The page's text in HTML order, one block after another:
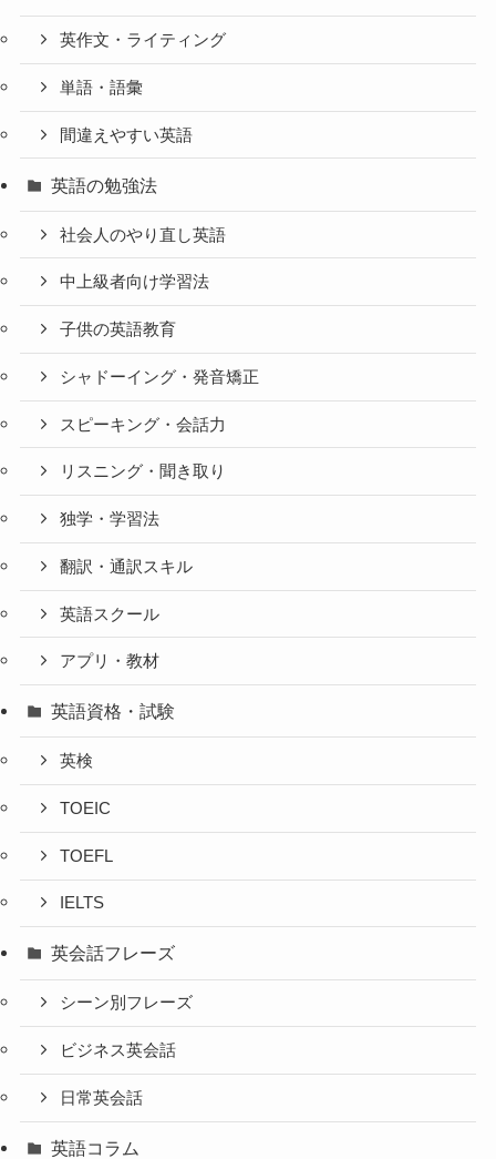
英作文・ライティング
単語・語彙
間違えやすい英語
英語の勉強法
社会人のやり直し英語
中上級者向け学習法
子供の英語教育
シャドーイング・発音矯正
スピーキング・会話力
リスニング・聞き取り
独学・学習法
翻訳・通訳スキル
英語スクール
アプリ・教材
英語資格・試験
英検
TOEIC
TOEFL
IELTS
英会話フレーズ
シーン別フレーズ
ビジネス英会話
日常英会話
英語コラム